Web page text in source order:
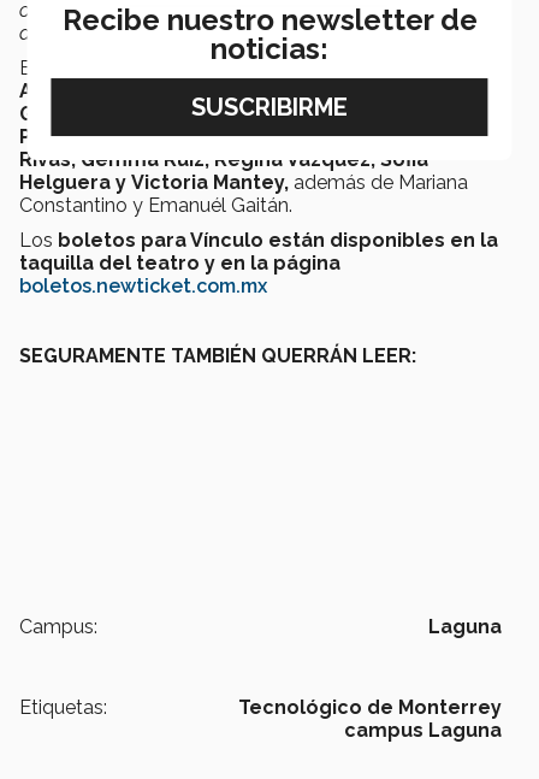
original a la cual le hemos puesto todo nuestro empeño
desde las bailarinas hasta los coreógrafos”,agregó.
El elenco de Vínculo está conformado por
Arjona, Sara Murra, Isabela Torres, Andrea
Guzmán, Valeria Torrero, Paulina Mora, Hannia
Pantoja, Valeria Talamantes, Deborah
Rivas, Gemma Ruiz, Regina Vázquez, Sofia
Helguera y Victoria Mantey, además de Mariana
Constantino y Emanuél Gaitán.
Los boletos para Vínculo están disponibles en la
taquilla del teatro y en la página
boletos.newticket.com.mx
SEGURAMENTE TAMBIÉN QUERRÁN LEER:
Campus: Laguna
Etiquetas:
Tecnológico de Monterrey
campus Laguna
Recibe nuestro newsletter de
noticias: